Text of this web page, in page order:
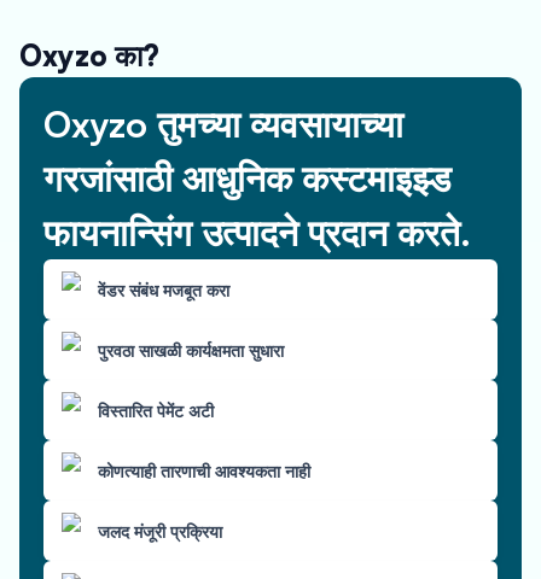
Oxyzo का?
Oxyzo तुमच्या व्यवसायाच्या
गरजांसाठी आधुनिक कस्टमाइझ्ड
फायनान्सिंग उत्पादने प्रदान करते.
वेंडर संबंध मजबूत करा
पुरवठा साखळी कार्यक्षमता सुधारा
विस्तारित पेमेंट अटी
कोणत्याही तारणाची आवश्यकता नाही
जलद मंजूरी प्रक्रिया